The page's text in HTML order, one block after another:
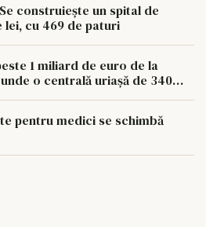
construiește un spital de
lei, cu 469 de paturi
1 miliard de euro de la
o centrală uriașă de 340
pentru medici se schimbă